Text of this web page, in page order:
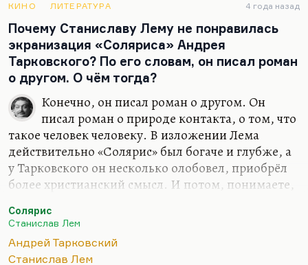
вроде лемовского «Расследования» или
«Насморка». «Насморка» — это такой лемовский
детектив, где нет разгадки, а есть методология.
И естественно, Тед Чан, замечательный автор, его
тоже называют таким современным Лемом. Но
мне кажется, что он скорее такой фантастический
Борхес, вернувшийся, реинкарнировавший, но
выучившийся массе не гуманитарных наук —
кибернетике, генетике, ещё чему-то такому…
КИНО ЛИТЕРАТУРА 4 года назад
Почему Станиславу Лему не понравилась
экранизация «Соляриса» Андрея
Тарковского? По его словам, он писал роман
о другом. О чём тогда?
Конечно, он писал роман о другом. Он
писал роман о природе контакта, о том, что
такое человек человеку. В изложении Лема
действительно «Солярис» был богаче и глубже, а
у Тарковского он несколько олобовел, приобрёл
более христианский смысл. И потом, понимаете,
«Солярис» Тарковского — при всех отсылках к
всей фантастичности его — это пир
Солярис
Станислав Лем
Андрей Тарковский
Станислав Лем